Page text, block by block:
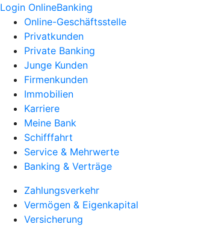
Login OnlineBanking
Online-Geschäftsstelle
Privatkunden
Private Banking
Junge Kunden
Firmenkunden
Immobilien
Karriere
Meine Bank
Schifffahrt
Service & Mehrwerte
Banking & Verträge
Zahlungsverkehr
Vermögen & Eigenkapital
Versicherung